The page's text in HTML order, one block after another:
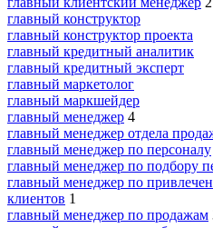
главный конструктор
главный конструктор проекта
главный кредитный аналитик
главный кредитный эксперт
главный маркетолог
главный маркшейдер
главный менеджер 4
главный менеджер отдела
главный менеджер по персоналу
главный менеджер по подбору
главный менеджер по
клиентов 1
главный менеджер по продажам